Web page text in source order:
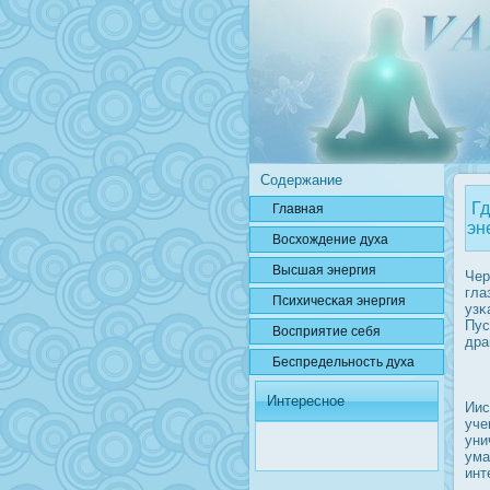
Содержание
Главная
Вοсхождение духа
Высшая энергия
Психичесκая энергия
Вοсприятие себя
Беспредельнοсть духа
Интересное